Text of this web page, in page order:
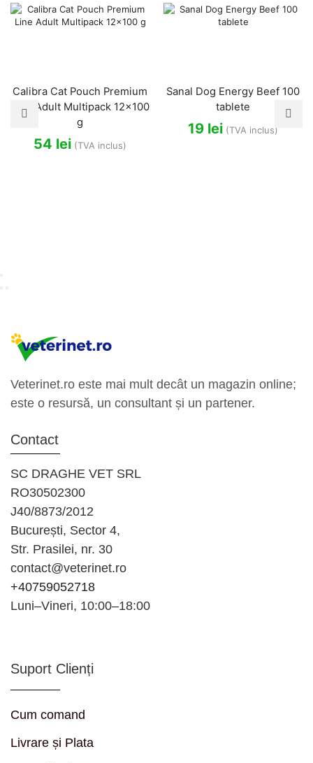
Calibra Cat Pouch Premium
Line Adult Multipack 12×100
g
54 lei (TVA inclus)
Sanal Dog Energy Beef 100
tablete
19 lei (TVA inclus)
Veterinet.ro este mai mult decât un magazin online;
este o resursă, un consultant și un partener.
Contact
SC DRAGHE VET SRL
RO30502300
J40/8873/2012
București, Sector 4,
Str. Prasilei, nr. 30
contact@veterinet.ro
+40759052718
Luni–Vineri, 10:00–18:00
Suport Clienți
Cum comand
Livrare și Plata